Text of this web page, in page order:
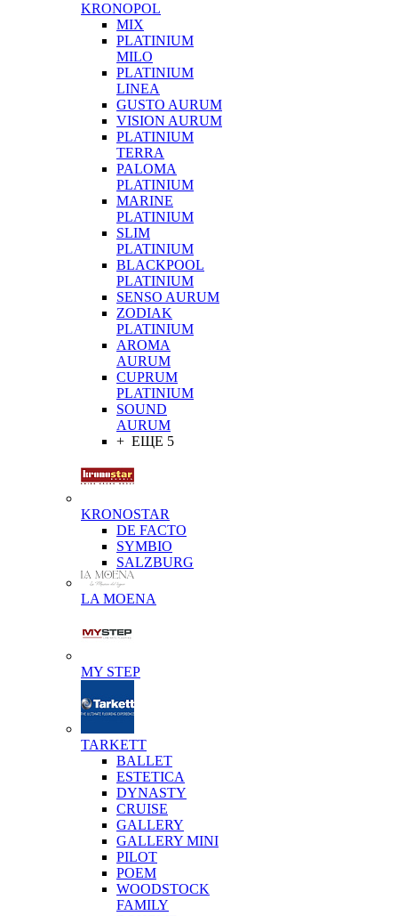
KRONOPOL
MIX
PLATINIUM
MILO
PLATINIUM
LINEA
GUSTO AURUM
VISION AURUM
PLATINIUM
TERRA
PALOMA
PLATINIUM
MARINE
PLATINIUM
SLIM
PLATINIUM
BLACKPOOL
PLATINIUM
SENSO AURUM
ZODIAK
PLATINIUM
AROMA
AURUM
CUPRUM
PLATINIUM
SOUND
AURUM
+ ЕЩЕ 5
KRONOSTAR
DE FACTO
SYMBIO
SALZBURG
LA MOENA
MY STEP
TARKETT
BALLET
ESTETICA
DYNASTY
CRUISE
GALLERY
GALLERY MINI
PILOT
POEM
WOODSTOCK
FAMILY